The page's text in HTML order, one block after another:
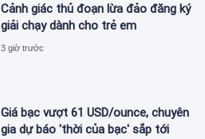
Cảnh giác thủ đoạn lừa đảo đăng ký
giải chạy dành cho trẻ em
3 giờ trước
Giá bạc vượt 61 USD/ounce, chuyên
gia dự báo 'thời của bạc' sắp tới